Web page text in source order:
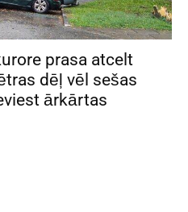
prasa atcelt
dēļ vēl sešas
ārkārtas